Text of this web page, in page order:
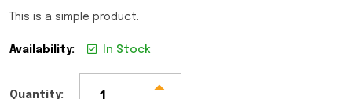
This is a simple product.
Availability: In Stock
Quantity: